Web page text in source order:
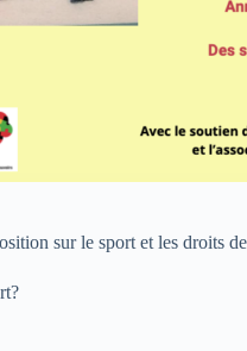
sur le sport et les droits